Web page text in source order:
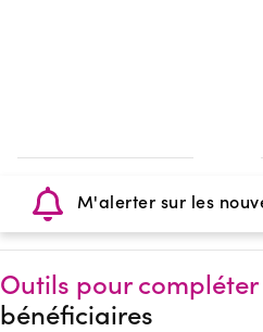
M'alerter sur les
Outils pour compléter
bénéficiaires